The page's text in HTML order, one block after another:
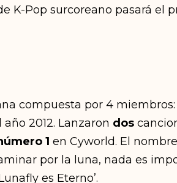
K-Pop surcoreano pasará el
compuesta por 4 miembros:
2012. Lanzaron dos
1 en Cyworld. El
por la luna, nada es
es Eterno’.